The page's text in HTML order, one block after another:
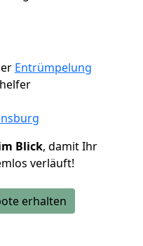
Entrümpelung
Blick, damit Ihr
verläuft!
erhalten